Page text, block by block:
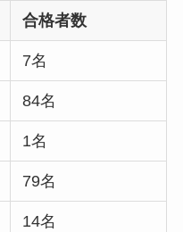
合格者数
7名
84名
1名
79名
14名